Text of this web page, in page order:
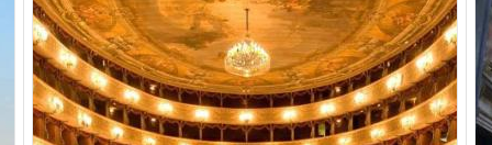
La sezione del Google Cultural Institute dedicata al
Museo del Violinopresenta le ricche collezioni del
Museo attraverso un incontro diretto con i grandi
Maestri – Amati, Stradivari, Guarneri – ed i loro
capolavori, seguendo una traccia equilibrata di arte